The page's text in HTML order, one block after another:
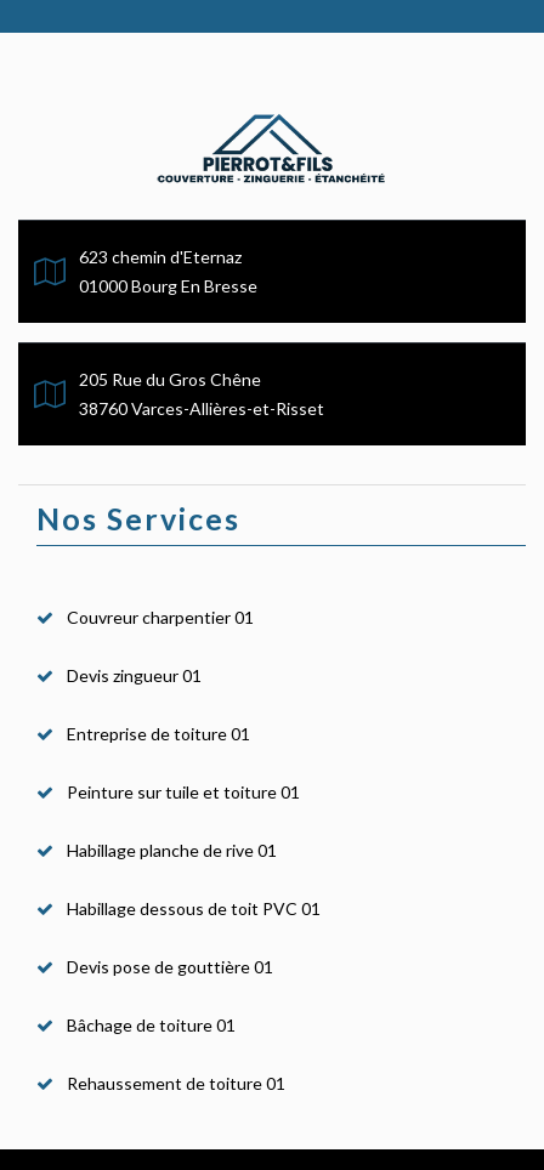
623 chemin d'Eternaz
01000 Bourg En Bresse
205 Rue du Gros Chêne
38760 Varces-Allières-et-Risset
Nos Services
Couvreur charpentier 01
Devis zingueur 01
Entreprise de toiture 01
Peinture sur tuile et toiture 01
Habillage planche de rive 01
Habillage dessous de toit PVC 01
Devis pose de gouttière 01
Bâchage de toiture 01
Rehaussement de toiture 01